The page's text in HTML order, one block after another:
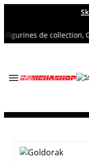
de collection,
Accueil